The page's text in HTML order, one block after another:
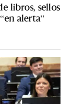
libros, sellos
alerta”